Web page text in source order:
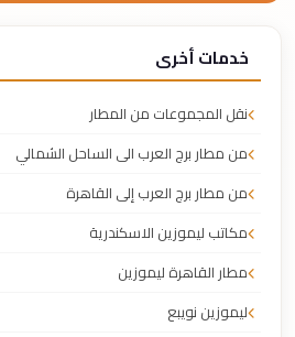
خدمات أخرى
نقل المجموعات من المطار
من مطار برج العرب الى الساحل الشمالي
من مطار برج العرب إلى القاهرة
مكاتب ليموزين الاسكندرية
مطار القاهرة ليموزين
ليموزين نويبع